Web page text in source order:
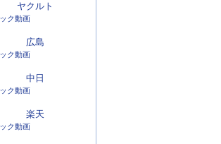
ヤクルト
ク動画
広島
ク動画
中日
ク動画
楽天
ク動画